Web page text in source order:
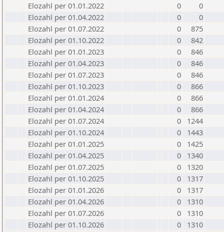
Elozahl per 01.01.2022
0
0
Elozahl per 01.04.2022
0
0
Elozahl per 01.07.2022
0
875
Elozahl per 01.10.2022
0
842
Elozahl per 01.01.2023
0
846
Elozahl per 01.04.2023
0
846
Elozahl per 01.07.2023
0
846
Elozahl per 01.10.2023
0
866
Elozahl per 01.01.2024
0
866
Elozahl per 01.04.2024
0
866
Elozahl per 01.07.2024
0
1244
Elozahl per 01.10.2024
0
1443
Elozahl per 01.01.2025
0
1425
Elozahl per 01.04.2025
0
1340
Elozahl per 01.07.2025
0
1320
Elozahl per 01.10.2025
0
1317
Elozahl per 01.01.2026
0
1317
Elozahl per 01.04.2026
0
1310
Elozahl per 01.07.2026
0
1310
Elozahl per 01.10.2026
0 1310